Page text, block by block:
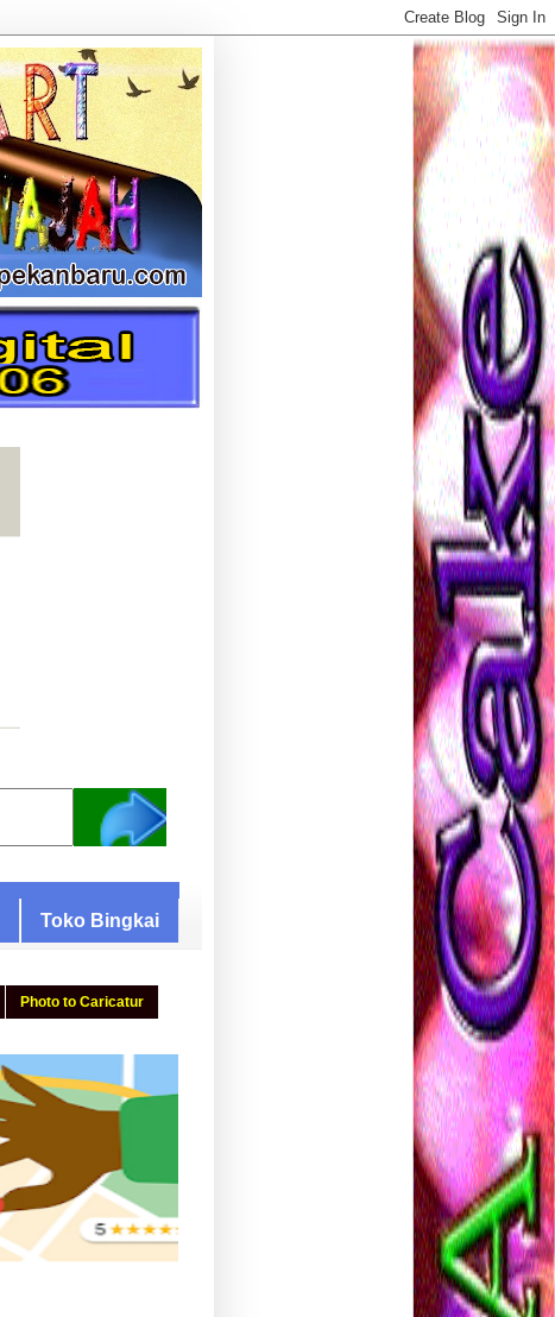
Toko Bingkai
Photo to Caricatur